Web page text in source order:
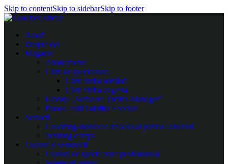
Skip to contentSkip to sidebarSkip to footer
Acasă
Despre noi
Magazin
Abonamente
Cărți de specialitate
Cărți limba română
Cărți limba engleza
Licențe „Software Tactics Manager”
Planșe, folii Taktifol Football
Servicii
Coaching-mentorat individual pentru antrenori
Training camps
Cursuri și seminarii
Cursuri de specializare profesională